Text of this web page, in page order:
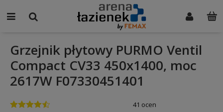
Grzejnik płytowy PURMO Ventil
Compact CV33 450x1400, moc
2617W F07330451401
41 ocen